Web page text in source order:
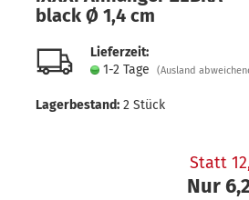
black Ø 1,4 cm
Lieferzeit:
1-2 Tage
(Ausland
Lagerbestand: 2 Stück
Statt
Nur